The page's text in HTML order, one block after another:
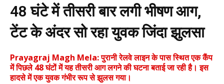
48 घंटे में तीसरी बार लगी भीषण आग,
टेंट के अंदर सो रहा युवक जिंदा झुलसा
Prayagraj Magh Mela: पुरानी रेलवे लाइन के पास स्थित एक कैंप
में पिछले 48 घंटों में यह तीसरी आग लगने की घटना बताई जा रही है। इस
हादसे में एक युवक गंभीर रूप से झुलस गया।